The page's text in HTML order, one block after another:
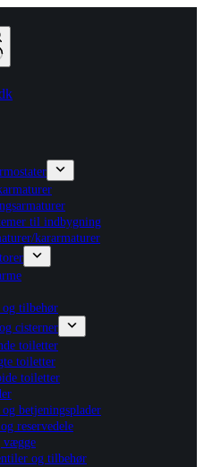
til indbygning
kararmaturer
tilbehør
cisterner
toiletter
toiletter
toiletter
betjeningsplader
reservedele
vægge
og tilbehør